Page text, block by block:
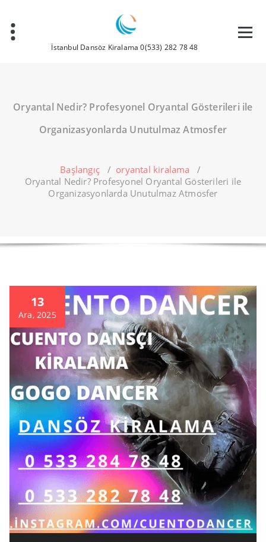
İstanbul Dansöz Kiralama 0(533) 282 78 48
Oryantal Nedir? Profesyonel Oryantal Gösterileri ile
Organizasyonlarda Unutulmaz Atmosfer
Başlangıç / oryantal kiralama /
Oryantal Nedir? Profesyonel Oryantal Gösterileri ile
Organizasyonlarda Unutulmaz Atmosfer
13
Ara, 2025